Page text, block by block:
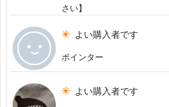
さい】
よい購入者です
ポインター
よい購入者です